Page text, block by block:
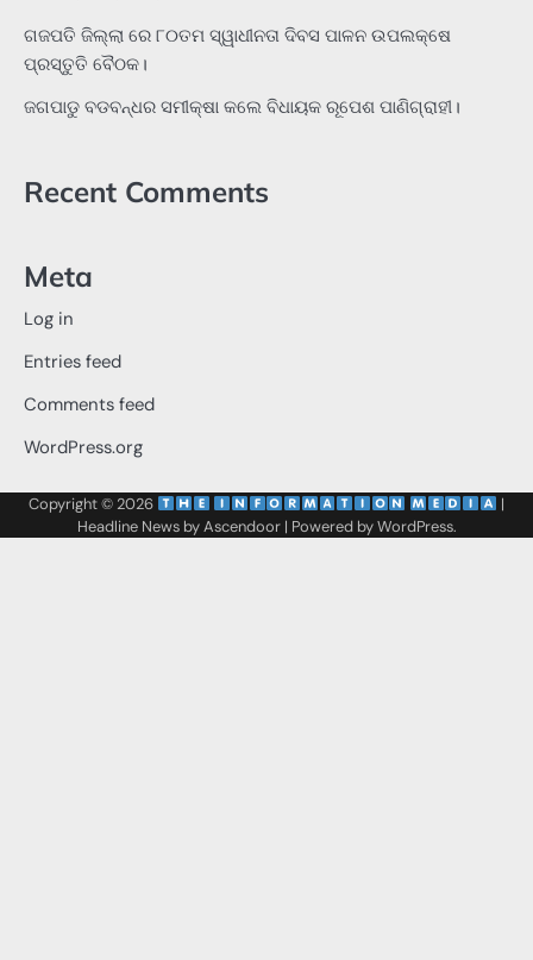
ଗଜପତି ଜିଲ୍ଲା ରେ ୮୦ତମ ସ୍ୱାଧୀନତା ଦିବସ ପାଳନ ଉପଲକ୍ଷେ
ପ୍ରସ୍ତୁତି ବୈଠକ।
ଜଗପାଡୁ ବଡବନ୍ଧର ସମୀକ୍ଷା କଲେ ବିଧାୟକ ରୂପେଶ ପାଣିଗ୍ରାହୀ।
Recent Comments
Meta
Log in
Entries feed
Comments feed
WordPress.org
Copyright © 2026
|
Headline News byAscendoor| Powered byWordPress.